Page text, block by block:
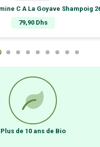
C A La Goyave Shampoig
79,90 Dhs
Plus de 10 ans de Bio